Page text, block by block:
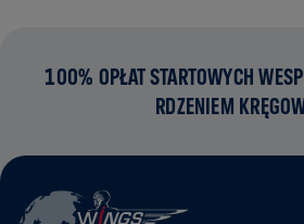
100% OPŁAT STARTOWYCH
RDZENIEM